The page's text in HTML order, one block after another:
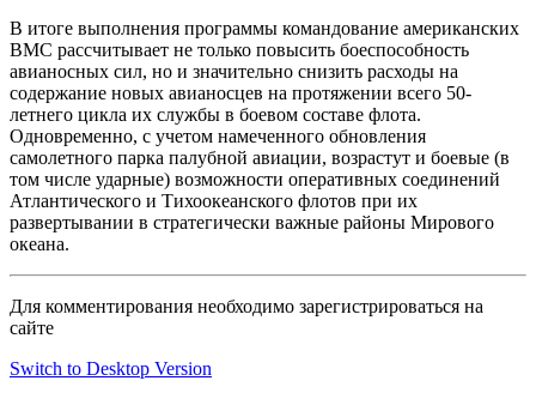
В итоге выполнения программы командование американских
ВМС рассчитывает не только повысить боеспособность
авианосных сил, но и значительно снизить расходы на
содержание новых авианосцев на протяжении всего 50-
летнего цикла их службы в боевом составе флота.
Одновременно, с учетом намеченного обновления
самолетного парка палубной авиации, возрастут и боевые (в
том числе ударные) возможности оперативных соединений
Атлантического и Тихоокеанского флотов при их
развертывании в стратегически важные районы Мирового
океана.
Для комментирования необходимо зарегистрироваться на
сайте
Switch to Desktop Version